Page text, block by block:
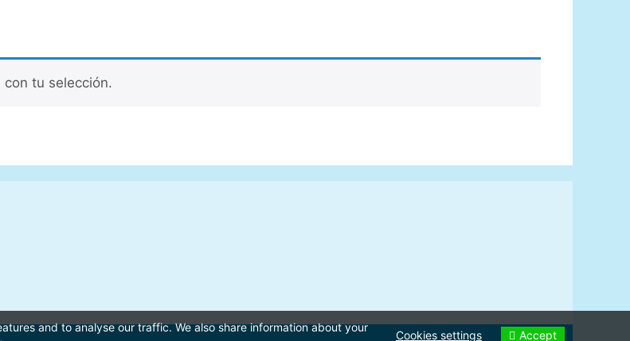
tu selección.
and to analyse our traffic. We also share information about your
Cookies settings Accept